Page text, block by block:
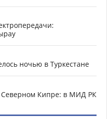
ночью в Туркестане
Северном Кипре: в МИД РК